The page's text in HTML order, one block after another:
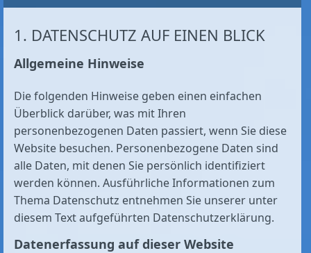
1. DATENSCHUTZ AUF EINEN BLICK
Allgemeine Hinweise
Die folgenden Hinweise geben einen einfachen
Überblick darüber, was mit Ihren
personenbezogenen Daten passiert, wenn Sie diese
Website besuchen. Personenbezogene Daten sind
alle Daten, mit denen Sie persönlich identifiziert
werden können. Ausführliche Informationen zum
Thema Datenschutz entnehmen Sie unserer unter
diesem Text aufgeführten Datenschutzerklärung.
Datenerfassung auf dieser Website